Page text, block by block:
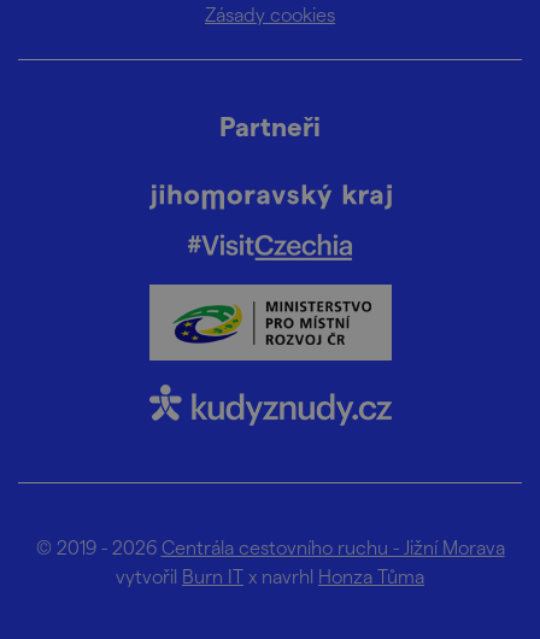
Zásady cookies
Partneři
© 2019 - 2026 Centrála cestovního ruchu - Jižní Morava
vytvořil Burn IT x navrhl Honza Tůma